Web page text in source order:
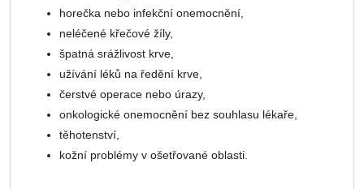
horečka nebo infekční onemocnění,
neléčené křečové žíly,
špatná srážlivost krve,
užívání léků na ředění krve,
čerstvé operace nebo úrazy,
onkologické onemocnění bez souhlasu lékaře,
těhotenství,
kožní problémy v ošetřované oblasti.